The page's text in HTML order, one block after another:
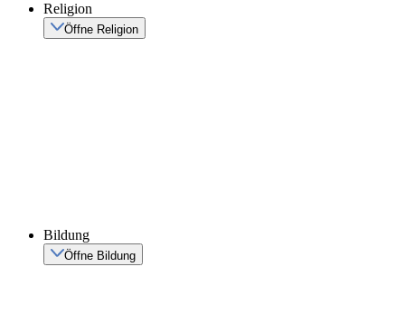
Religion
Öffne Religion
Bildung
Öffne Bildung